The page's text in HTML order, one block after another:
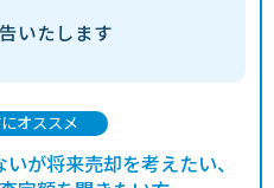
いたします
オススメ
が将来売却を考えたい、